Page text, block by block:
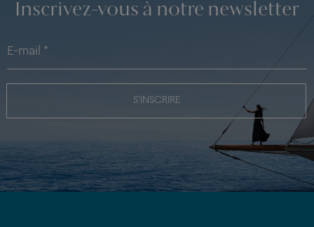
Inscrivez-vous à notre newsletter
S'INSCRIRE